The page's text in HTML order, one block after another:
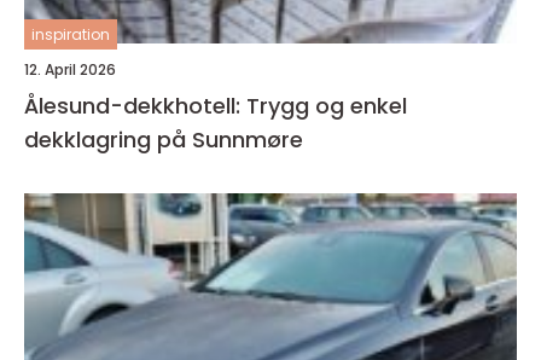
inspiration
12. April 2026
Ålesund-dekkhotell: Trygg og enkel
dekklagring på Sunnmøre